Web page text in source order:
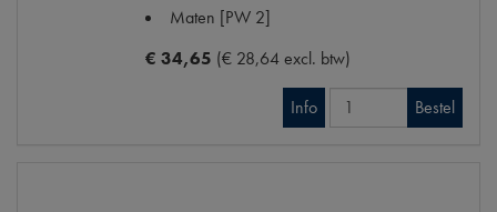
Maten [PW 2]
€ 34,65 (€ 28,64 excl. btw)
Info Bestel